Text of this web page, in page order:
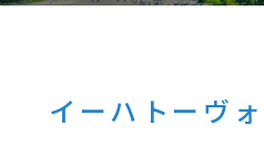
イーハトーヴ